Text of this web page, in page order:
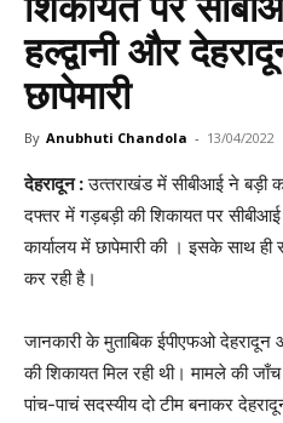
हल्द्वानी और
छापेमारी
By Anubhuti Chandola - 13/04/2022
देहरादून :उत्‍तराखंड में सीबीआई ने बड़ी
दफ्तर में गड़बड़ी की शिकायत पर सीबीआई
कार्यालय में छापेमारी की । इसके साथ
कर रही है।
जानकारी के मुताबिक ईपीएफओ देहरादून
की शिकायत मिल रही थी। मामले की
पांच-पाचं सदस्यीय दो टीम बनाकर